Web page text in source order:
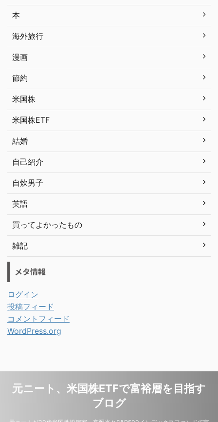
本
海外旅行
漫画
節約
米国株
米国株ETF
結婚
自己紹介
自炊男子
英語
買ってよかったもの
雑記
メタ情報
ログイン
投稿フィード
コメントフィード
WordPress.org
元ニート、米国株ETFで富裕層を目指す
ブログ